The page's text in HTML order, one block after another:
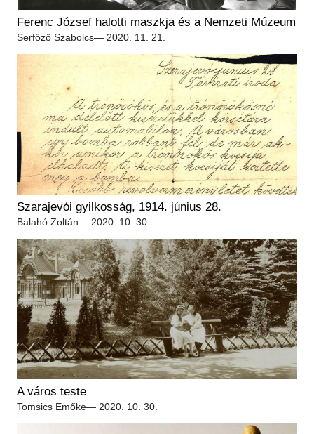
Tagintézmények
Felnőttképzés
Közérdekű adatok
Képcsarnok
Történeti Fényképtár
Éremtár
Adattár
Központi Könyvtár
Ferenc József halotti maszkja és a Nemzeti Múzeum
Serfőző Szabolcs— 2020. 11. 21.
Szarajevói gyilkosság, 1914. június 28.
Balahó Zoltán— 2020. 10. 30.
A város teste
Tomsics Emőke— 2020. 10. 30.